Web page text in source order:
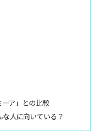
ア」との比較
人に向いている？